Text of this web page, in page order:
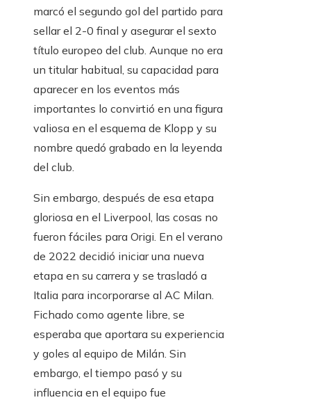
marcó el segundo gol del partido para
sellar el 2-0 final y asegurar el sexto
título europeo del club. Aunque no era
un titular habitual, su capacidad para
aparecer en los eventos más
importantes lo convirtió en una figura
valiosa en el esquema de Klopp y su
nombre quedó grabado en la leyenda
del club.
Sin embargo, después de esa etapa
gloriosa en el Liverpool, las cosas no
fueron fáciles para Origi. En el verano
de 2022 decidió iniciar una nueva
etapa en su carrera y se trasladó a
Italia para incorporarse al AC Milan.
Fichado como agente libre, se
esperaba que aportara su experiencia
y goles al equipo de Milán. Sin
embargo, el tiempo pasó y su
influencia en el equipo fue